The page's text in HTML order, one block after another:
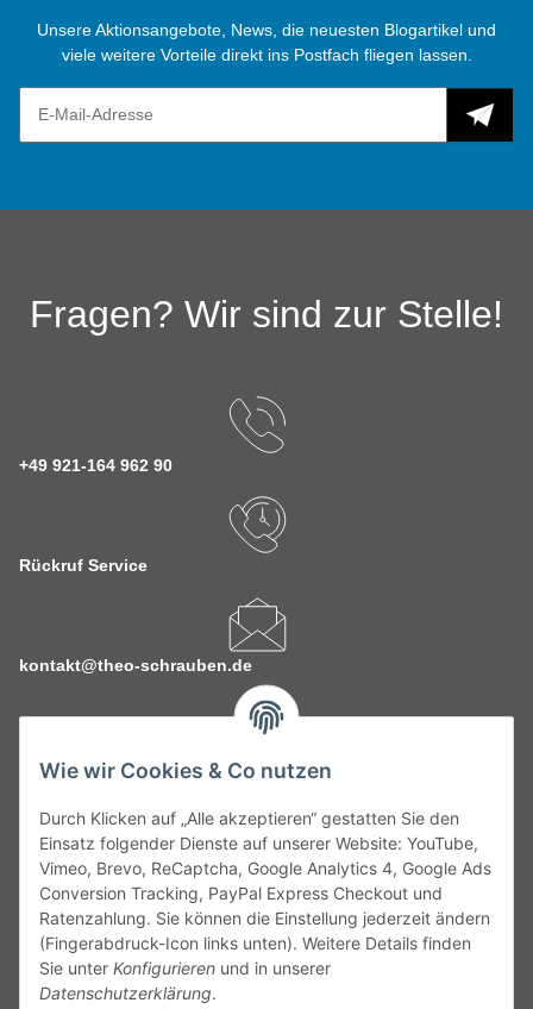
Wie wir Cookies & Co nutzen
Durch Klicken auf „Alle akzeptieren“ gestatten Sie den
Einsatz folgender Dienste auf unserer Website: YouTube,
Vimeo, Brevo, ReCaptcha, Google Analytics 4, Google Ads
Conversion Tracking, PayPal Express Checkout und
Ratenzahlung. Sie können die Einstellung jederzeit ändern
(Fingerabdruck-Icon links unten). Weitere Details finden
Sie unter Konfigurieren und in unserer
Datenschutzerklärung.
Unsere Aktionsangebote, News, die neuesten Blogartikel und
viele weitere Vorteile direkt ins Postfach fliegen lassen.
Fragen? Wir sind zur Stelle!
+49 921-164 962 90
Rückruf Service
kontakt@theo-schrauben.de
Service
Gesetzliche Informationen
Alle technischen Angaben ohne Gewähr. Irrtümer und fehlerhafte
Angaben vorbehalten. Wenn Sie Datenblätter oder spezielle